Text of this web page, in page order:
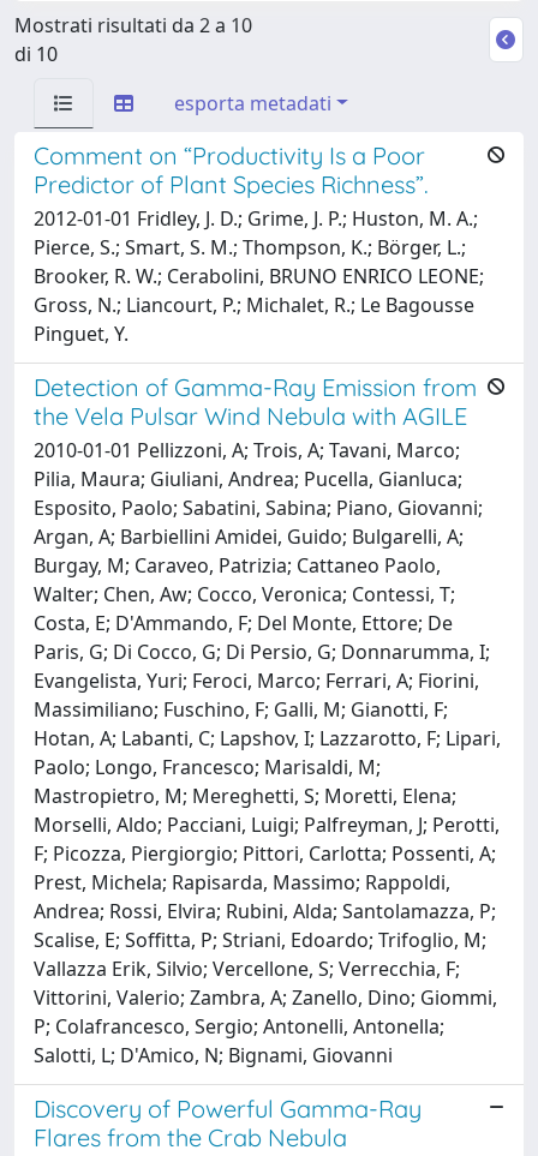
Mostrati risultati da 2 a 10
di 10
esporta metadati
Comment on “Productivity Is a Poor
Predictor of Plant Species Richness”.
2012-01-01 Fridley, J. D.; Grime, J. P.; Huston, M. A.;
Pierce, S.; Smart, S. M.; Thompson, K.; Börger, L.;
Brooker, R. W.; Cerabolini, BRUNO ENRICO LEONE;
Gross, N.; Liancourt, P.; Michalet, R.; Le Bagousse
Pinguet, Y.
Detection of Gamma-Ray Emission from
the Vela Pulsar Wind Nebula with AGILE
2010-01-01 Pellizzoni, A; Trois, A; Tavani, Marco;
Pilia, Maura; Giuliani, Andrea; Pucella, Gianluca;
Esposito, Paolo; Sabatini, Sabina; Piano, Giovanni;
Argan, A; Barbiellini Amidei, Guido; Bulgarelli, A;
Burgay, M; Caraveo, Patrizia; Cattaneo Paolo,
Walter; Chen, Aw; Cocco, Veronica; Contessi, T;
Costa, E; D'Ammando, F; Del Monte, Ettore; De
Paris, G; Di Cocco, G; Di Persio, G; Donnarumma, I;
Evangelista, Yuri; Feroci, Marco; Ferrari, A; Fiorini,
Massimiliano; Fuschino, F; Galli, M; Gianotti, F;
Hotan, A; Labanti, C; Lapshov, I; Lazzarotto, F; Lipari,
Paolo; Longo, Francesco; Marisaldi, M;
Mastropietro, M; Mereghetti, S; Moretti, Elena;
Morselli, Aldo; Pacciani, Luigi; Palfreyman, J; Perotti,
F; Picozza, Piergiorgio; Pittori, Carlotta; Possenti, A;
Prest, Michela; Rapisarda, Massimo; Rappoldi,
Andrea; Rossi, Elvira; Rubini, Alda; Santolamazza, P;
Scalise, E; Soffitta, P; Striani, Edoardo; Trifoglio, M;
Vallazza Erik, Silvio; Vercellone, S; Verrecchia, F;
Vittorini, Valerio; Zambra, A; Zanello, Dino; Giommi,
P; Colafrancesco, Sergio; Antonelli, Antonella;
Salotti, L; D'Amico, N; Bignami, Giovanni
Discovery of Powerful Gamma-Ray
Flares from the Crab Nebula